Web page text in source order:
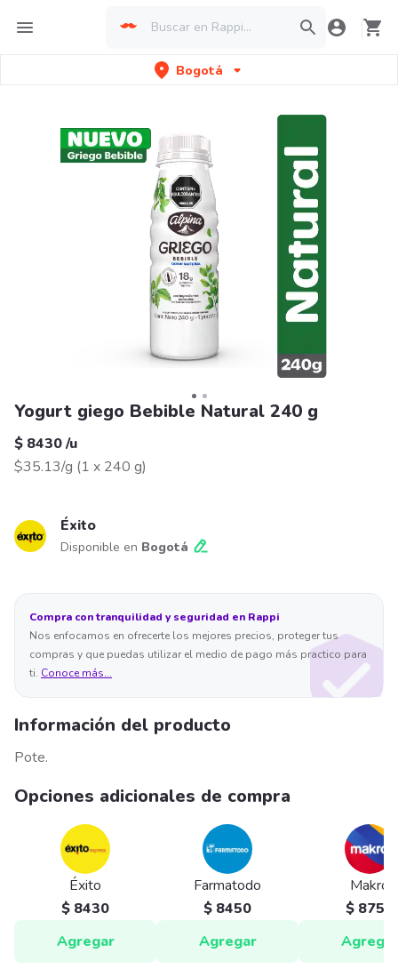
Bogotá
Yogurt giego Bebible Natural 240 g
$ 8430/u
$35.13/g (1 x 240 g)
Éxito
Disponible en Bogotá
Compra con tranquilidad y seguridad en Rappi
Nos enfocamos en ofrecerte los mejores precios, proteger tus
compras y que puedas utilizar el medio de pago más practico para
ti. Conoce más...
Información del producto
Pote.
Opciones adicionales de compra
Éxito
$ 8430
Agregar
Farmatodo
$ 8450
Agregar
Makro
$ 8750
Agregar